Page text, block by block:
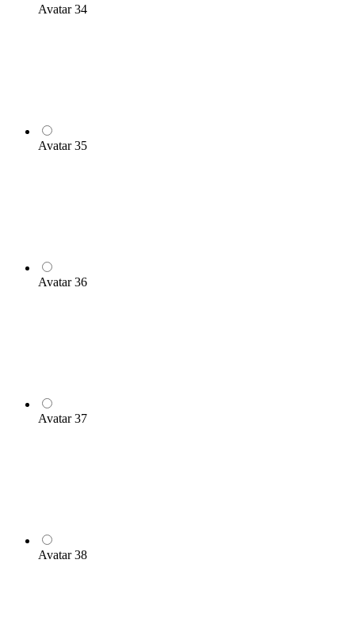
Avatar 34
Avatar 35
Avatar 36
Avatar 37
Avatar 38